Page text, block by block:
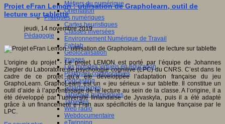
Métiers du numérique
Orientation
Pratiques numériques
Cartes heuristiques
Classes inversées
Environnement Numérique de Travail
Fablab
Géolocalisation
Images
Les mondes virtuels en éducation
Pratiques collaboratives
Podcasting
Smartphones
Tableaux numériques
Tablettes
Web radio
Webdocumentaire
eTwinning
Projet eFran Lemon : utilisation de Grapholearn, outil de
lecture sur tablette
jeudi, 14 novembre 2019
Pédagogie
L'origine du projet - Le projet LEMON est porté par l’équipe de Johannes
Ziegler du Laboratoire de psychologie cognitive (LPC) du CNRS. C’est dans le
cadre de ce projet qu’a été développée l’adaptation française du jeu
GraphoLearn. GraphoLearn est un « jeu sérieux » sur tablette. Il constitue un
outil d’aide à l’apprentissage de la lecture au sein de la classe. A l’origine, il a
été développé par l’université finlandaise de Jyvaskyla, puis il a été adapté
grâce à un financement e-Fran aux spécificités de la langue française par le
LPC.